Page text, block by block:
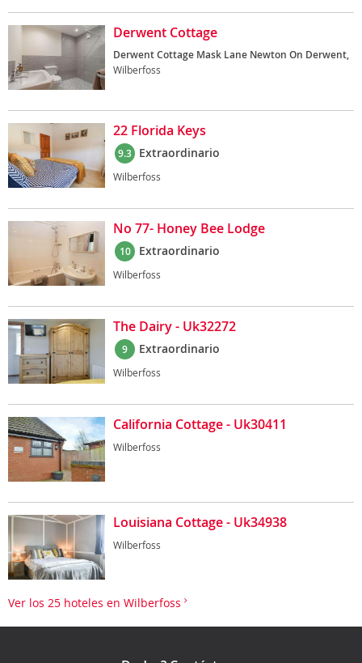
Derwent Cottage
Derwent Cottage Mask Lane Newton On Derwent,
Wilberfoss
22 Florida Keys
9.3 Extraordinario
Wilberfoss
No 77- Honey Bee Lodge
10 Extraordinario
Wilberfoss
The Dairy - Uk32272
9 Extraordinario
Wilberfoss
California Cottage - Uk30411
Wilberfoss
Louisiana Cottage - Uk34938
Wilberfoss
Ver los 25 hoteles en Wilberfoss